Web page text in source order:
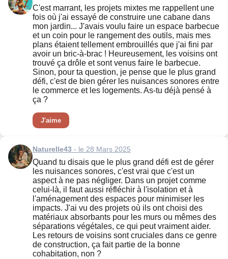
C'est marrant, les projets mixtes me rappellent une
fois où j'ai essayé de construire une cabane dans
mon jardin... J'avais voulu faire un espace barbecue
et un coin pour le rangement des outils, mais mes
plans étaient tellement embrouillés que j'ai fini par
avoir un bric-à-brac ! Heureusement, les voisins ont
trouvé ça drôle et sont venus faire le barbecue.
Sinon, pour ta question, je pense que le plus grand
défi, c'est de bien gérer les nuisances sonores entre
le commerce et les logements. As-tu déjà pensé à
ça ?
J'aime
Naturelle43 - le 28 Mars 2025
Quand tu disais que le plus grand défi est de gérer
les nuisances sonores, c'est vrai que c'est un
aspect à ne pas négliger. Dans un projet comme
celui-là, il faut aussi réfléchir à l'isolation et à
l'aménagement des espaces pour minimiser les
impacts. J'ai vu des projets où ils ont choisi des
matériaux absorbants pour les murs ou mêmes des
séparations végétales, ce qui peut vraiment aider.
Les retours de voisins sont cruciales dans ce genre
de construction, ça fait partie de la bonne
cohabitation, non ?